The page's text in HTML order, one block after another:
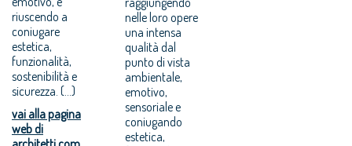
riuscendo a
coniugare
estetica,
funzionalità,
sostenibilità e
sicurezza. (...)
vai alla pagina
web di
nelle loro opere
una intensa
qualità dal
punto di vista
ambientale,
emotivo,
sensoriale e
coniugando
estetica,